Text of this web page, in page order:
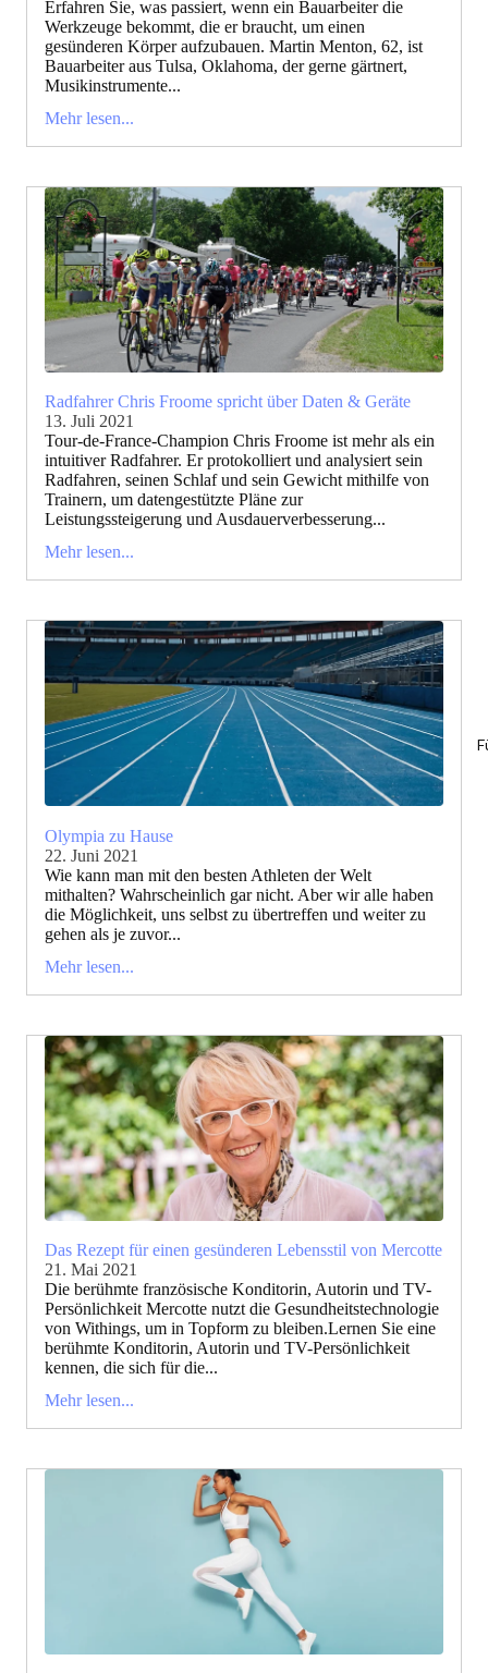
Erfahren Sie, was passiert, wenn ein Bauarbeiter die
Werkzeuge bekommt, die er braucht, um einen
gesünderen Körper aufzubauen. Martin Menton, 62, ist
Bauarbeiter aus Tulsa, Oklahoma, der gerne gärtnert,
Musikinstrumente...
Mehr lesen...
Radfahrer Chris Froome spricht über Daten & Geräte
13. Juli 2021
Tour-de-France-Champion Chris Froome ist mehr als ein
intuitiver Radfahrer. Er protokolliert und analysiert sein
Radfahren, seinen Schlaf und sein Gewicht mithilfe von
Trainern, um datengestützte Pläne zur
Leistungssteigerung und Ausdauerverbesserung...
Mehr lesen...
Olympia zu Hause
22. Juni 2021
Wie kann man mit den besten Athleten der Welt
mithalten? Wahrscheinlich gar nicht. Aber wir alle haben
die Möglichkeit, uns selbst zu übertreffen und weiter zu
gehen als je zuvor...
Mehr lesen...
Das Rezept für einen gesünderen Lebensstil von Mercotte
21. Mai 2021
Die berühmte französische Konditorin, Autorin und TV-
Persönlichkeit Mercotte nutzt die Gesundheitstechnologie
von Withings, um in Topform zu bleiben.Lernen Sie eine
berühmte Konditorin, Autorin und TV-Persönlichkeit
kennen, die sich für die...
Mehr lesen...